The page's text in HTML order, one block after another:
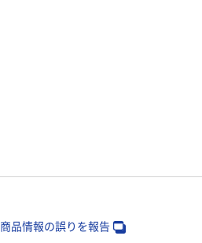
商品情報の誤りを報告